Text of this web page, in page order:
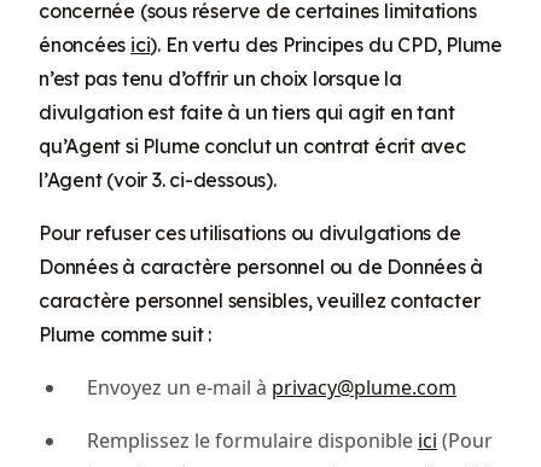
concernée (sous réserve de certaines limitations
énoncées ici). En vertu des Principes du CPD, Plume
n’est pas tenu d’offrir un choix lorsque la
divulgation est faite à un tiers qui agit en tant
qu’Agent si Plume conclut un contrat écrit avec
l’Agent (voir 3. ci-dessous).
Pour refuser ces utilisations ou divulgations de
Données à caractère personnel ou de Données à
caractère personnel sensibles, veuillez contacter
Plume comme suit :
Envoyez un e-mail à privacy@plume.com
Remplissez le formulaire disponible ici (Pour